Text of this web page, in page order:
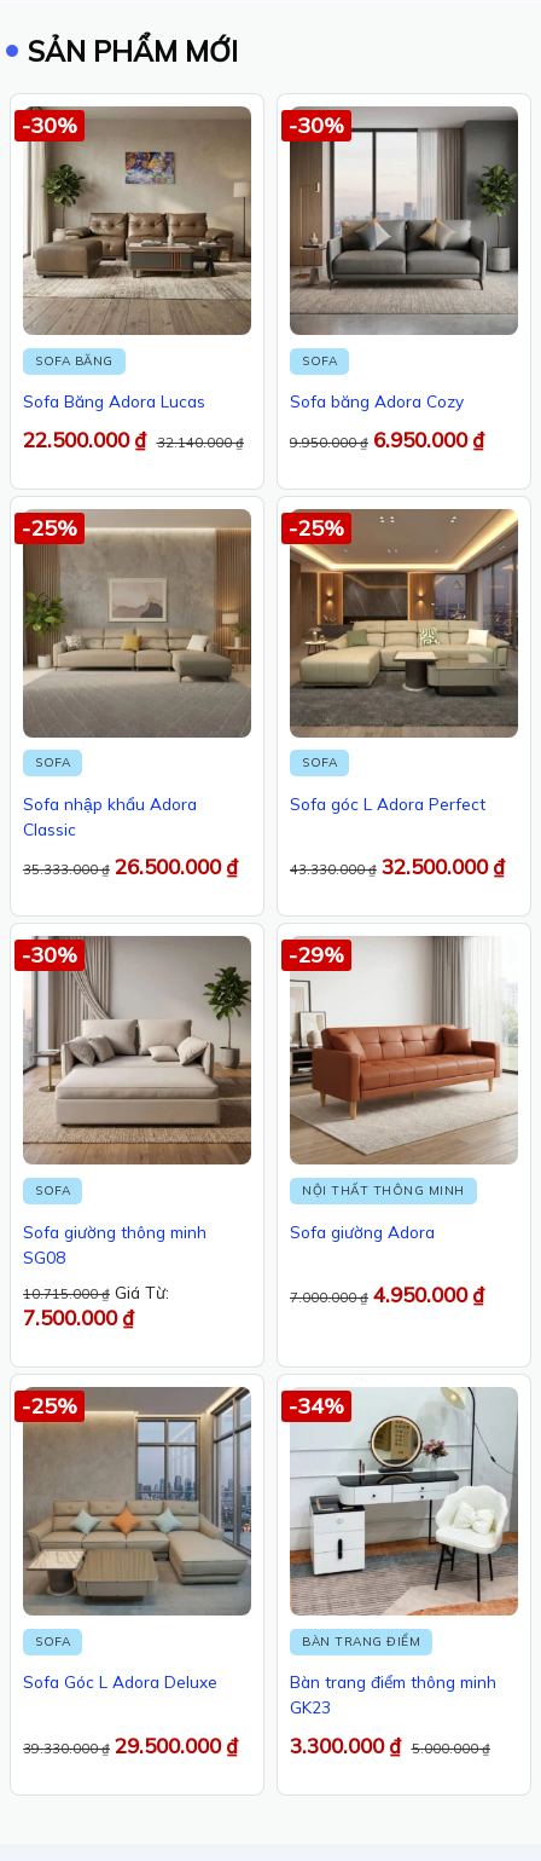
SẢN PHẨM MỚI
-30%
SOFA BĂNG
Sofa Băng Adora Lucas
22.500.000₫ 32.140.000₫
-30%
SOFA
Sofa băng Adora Cozy
9.950.000₫ 6.950.000₫
-25%
SOFA
Sofa nhập khẩu Adora
Classic
35.333.000₫ 26.500.000₫
-25%
SOFA
Sofa góc L Adora Perfect
43.330.000₫ 32.500.000₫
-30%
SOFA
Sofa giường thông minh
SG08
10.715.000₫ Giá Từ:
7.500.000₫
-29%
NỘI THẤT THÔNG MINH
Sofa giường Adora
7.000.000₫ 4.950.000₫
-25%
SOFA
Sofa Góc L Adora Deluxe
39.330.000₫ 29.500.000₫
-34%
BÀN TRANG ĐIỂM
Bàn trang điểm thông minh
GK23
3.300.000₫ 5.000.000₫